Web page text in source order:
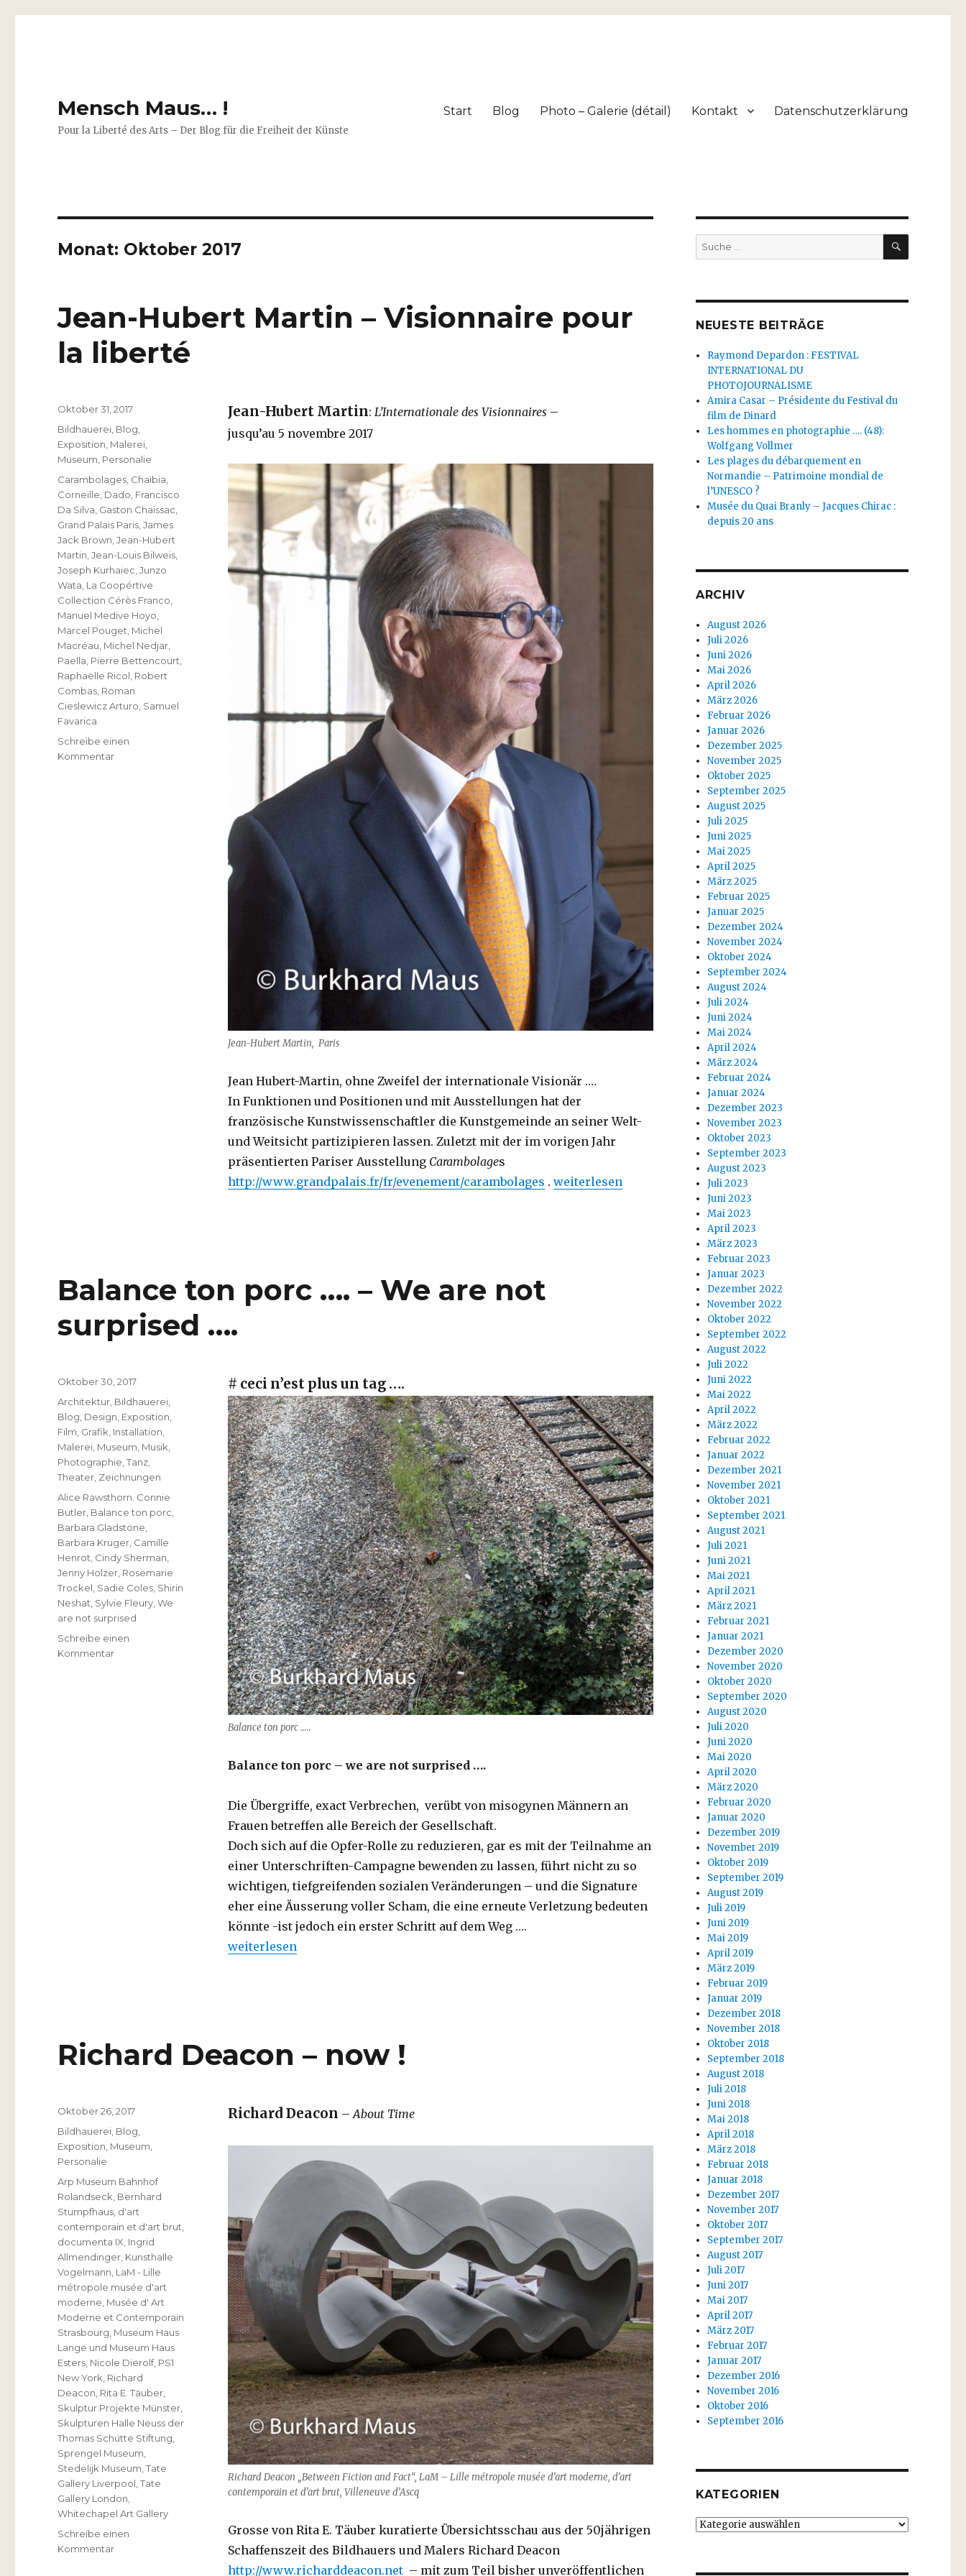
Mensch Maus… !
Pour la Liberté des Arts – Der Blog für die Freiheit der Künste
Start Blog Photo – Galerie (détail) Kontakt Datenschutzerklärung
Monat: Oktober 2017
Jean-Hubert Martin – Visionnaire pour
la liberté
Jean-Hubert Martin: L’Internationale des Visionnaires –
jusqu’au 5 novembre 2017
Jean-Hubert Martin, Paris
Jean Hubert-Martin, ohne Zweifel der internationale Visionär .…
In Funktionen und Positionen und mit Ausstellungen hat der
französische Kunstwissenschaftler die Kunstgemeinde an seiner Welt-
und Weitsicht partizipieren lassen. Zuletzt mit der im vorigen Jahr
präsentierten Pariser Ausstellung Carambolages
http://www.grandpalais.fr/fr/evenement/carambolages . „Jean-Hubert Martin – Visionnaire pour la liberté“
weiterlesen
Veröffentlicht
am
Oktober 31, 2017
Kategorien
Bildhauerei Blog
Exposition Malerei
Museum Personalie
Schlagwörter
Carambolages Chaibia
Corneille Dado Francisco
Da Silva Gaston Chaissac
Grand Palais Paris ,James
Jack Brown ,Jean-Hubert
Martin ,Jean-Louis Bilweis
Joseph Kurhaiec ,Junzo
Wata La Coopértive
Collection Cérès Franco
Manuel Medive Hoyo
Marcel Pouget Michel
Macréau Michel Nedjar
Paella Pierre Bettencourt
Raphaëlle Ricol Robert
Combas Roman
Cieslewicz Arturo Samuel
Favarica
Schreibe einen
Kommentarzu
Balance ton porc …. – We are not
surprised ….
# ceci n’est plus un tag ….
Balance ton porc …..
Balance ton porc – we are not surprised ….
Die Übergriffe, exact Verbrechen, verübt von misogynen Männern an
Frauen betreffen alle Bereich der Gesellschaft.
Doch sich auf die Opfer-Rolle zu reduzieren, gar es mit der Teilnahme an
einer Unterschriften-Campagne bewenden zu lassen, führt nicht zu so
wichtigen, tiefgreifenden sozialen Veränderungen – und die Signature
eher eine Äusserung voller Scham, die eine erneute Verletzung bedeuten
könnte -ist jedoch ein erster Schritt auf dem Weg ….
„Balance ton porc …. – We are not surprised ….“
weiterlesen
Veröffentlicht
Oktober 30, 2017
Kategorien
Architektur Bildhauerei
Blog Design Exposition
Film Grafik Installation
Malerei Museum Musik
Photographie ,Tanz
Theater Zeichnungen
Schlagwörter
Alice Rawsthorn. Connie
Butler Balance ton porc
Barbara Gladstone
Barbara Kruger Camille
Henrot Cindy Sherman
Jenny Holzer Rosemarie
Trockel Sadie Coles Shirin
Neshat Sylvie Fleury ,We
are not surprised
Schreibe einen
Kommentarzu
Richard Deacon – now !
Richard Deacon – About Time
Richard Deacon „Between Fiction and Fact“, LaM – Lille métropole musée d’art moderne, d’art
contemporain et d’art brut, Villeneuve d’Ascq
Grosse von Rita E. Täuber kuratierte Übersichtsschau aus der 50jährigen
Schaffenszeit des Bildhauers und Malers Richard Deacon
http://www.richarddeacon.net – mit zum Teil bisher unveröffentlichen
Veröffentlicht
am
Oktober 26, 2017
Kategorien
Bildhauerei Blog
Exposition Museum
Personalie
Schlagwörter
Arp Museum Bahnhof
Rolandseck Bernhard
Stumpfhaus d'art
contemporain et d'art brut
documenta IX Ingrid
Allmendinger Kunsthalle
Vogelmann LaM - Lille
métropole musée d'art
moderne Musée d' Art
Moderne et Contemporain
Strasbourg Museum Haus
Lange und Museum Haus
Esters Nicole Dierolf, PS1
New York Richard
Deacon Rita E. Täuber
Skulptur.Projekte Münster
Skulpturen Halle Neuss der
Thomas Schütte Stiftung
Sprengel Museum
Stedelijk Museum ,Tate
Gallery Liverpool ,Tate
Gallery London
Whitechapel Art Gallery
Schreibe einen
Kommentarzu
Suche
nach:
SUCHEN
NEUESTE BEITRÄGE
Raymond Depardon : FESTIVAL
INTERNATIONAL DU
PHOTOJOURNALISME
Amira Casar – Présidente du Festival du
film de Dinard
Les hommes en photographie …. (48):
Wolfgang Vollmer
Les plages du débarquement en
Normandie – Patrimoine mondial de
l’UNESCO ?
Musée du Quai Branly – Jacques Chirac :
depuis 20 ans
ARCHIV
August 2026
Juli 2026
Juni 2026
Mai 2026
April 2026
März 2026
Februar 2026
Januar 2026
Dezember 2025
November 2025
Oktober 2025
September 2025
August 2025
Juli 2025
Juni 2025
Mai 2025
April 2025
März 2025
Februar 2025
Januar 2025
Dezember 2024
November 2024
Oktober 2024
September 2024
August 2024
Juli 2024
Juni 2024
Mai 2024
April 2024
März 2024
Februar 2024
Januar 2024
Dezember 2023
November 2023
Oktober 2023
September 2023
August 2023
Juli 2023
Juni 2023
Mai 2023
April 2023
März 2023
Februar 2023
Januar 2023
Dezember 2022
November 2022
Oktober 2022
September 2022
August 2022
Juli 2022
Juni 2022
Mai 2022
April 2022
März 2022
Februar 2022
Januar 2022
Dezember 2021
November 2021
Oktober 2021
September 2021
August 2021
Juli 2021
Juni 2021
Mai 2021
April 2021
März 2021
Februar 2021
Januar 2021
Dezember 2020
November 2020
Oktober 2020
September 2020
August 2020
Juli 2020
Juni 2020
Mai 2020
April 2020
März 2020
Februar 2020
Januar 2020
Dezember 2019
November 2019
Oktober 2019
September 2019
August 2019
Juli 2019
Juni 2019
Mai 2019
April 2019
März 2019
Februar 2019
Januar 2019
Dezember 2018
November 2018
Oktober 2018
September 2018
August 2018
Juli 2018
Juni 2018
Mai 2018
April 2018
März 2018
Februar 2018
Januar 2018
Dezember 2017
November 2017
Oktober 2017
September 2017
August 2017
Juli 2017
Juni 2017
Mai 2017
April 2017
März 2017
Februar 2017
Januar 2017
Dezember 2016
November 2016
Oktober 2016
September 2016
KATEGORIEN
Kategorien